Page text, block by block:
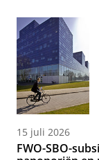
15 juli 2026
FWO-SBO-